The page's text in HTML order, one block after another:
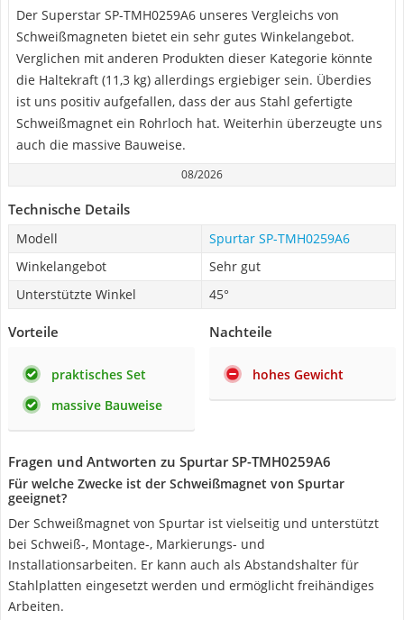
Der Superstar SP-TMH0259A6 unseres Vergleichs von
Schweißmagneten bietet ein sehr gutes Winkelangebot.
Verglichen mit anderen Produkten dieser Kategorie könnte
die Haltekraft (11,3 kg) allerdings ergiebiger sein. Überdies
ist uns positiv aufgefallen, dass der aus Stahl gefertigte
Schweißmagnet ein Rohrloch hat. Weiterhin überzeugte uns
auch die massive Bauweise.
08/2026
Technische Details
Modell
Spurtar SP-TMH0259A6
Winkelangebot
Sehr gut
Unterstützte Winkel
45°
Vorteile
praktisches Set
massive Bauweise
Nachteile
hohes Gewicht
Fragen und Antworten zu Spurtar SP-TMH0259A6
Für welche Zwecke ist der Schweißmagnet von Spurtar
geeignet?
Der Schweißmagnet von Spurtar ist vielseitig und unterstützt
bei Schweiß-, Montage-, Markierungs- und
Installationsarbeiten. Er kann auch als Abstandshalter für
Stahlplatten eingesetzt werden und ermöglicht freihändiges
Arbeiten.